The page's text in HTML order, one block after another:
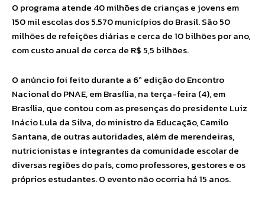
O programa atende 40 milhões de crianças e jovens em
150 mil escolas dos 5.570 municípios do Brasil. São 50
milhões de refeições diárias e cerca de 10 bilhões por ano,
com custo anual de cerca de R$ 5,5 bilhões.
O anúncio foi feito durante a 6ª edição do Encontro
Nacional do PNAE, em Brasília, na terça-feira (4), em
Brasília, que contou com as presenças do presidente Luiz
Inácio Lula da Silva, do ministro da Educação, Camilo
Santana, de outras autoridades, além de merendeiras,
nutricionistas e integrantes da comunidade escolar de
diversas regiões do país, como professores, gestores e os
próprios estudantes. O evento não ocorria há 15 anos.